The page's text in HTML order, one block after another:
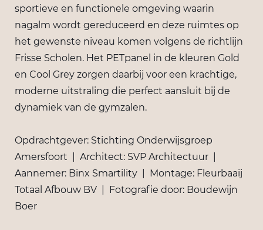
sportieve en functionele omgeving waarin
nagalm wordt gereduceerd en deze ruimtes op
het gewenste niveau komen volgens de richtlijn
Frisse Scholen. Het PETpanel in de kleuren Gold
en Cool Grey zorgen daarbij voor een krachtige,
moderne uitstraling die perfect aansluit bij de
dynamiek van de gymzalen.
Opdrachtgever: Stichting Onderwijsgroep
Amersfoort | Architect: SVP Architectuur |
Aannemer: Binx Smartility | Montage: Fleurbaaij
Totaal Afbouw BV | Fotografie door: Boudewijn
Boer